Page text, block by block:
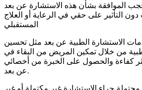
الموافقة بشأن هذه الاستشارة عن بعد
التأثير على حقي في الرعاية أو العلاج
المستقبلي
الاستشارة الطبية عن بعد مثل تحسين
من خلال تمكين المريض من البقاء في
كفاءة والحصول على الخبرة من أخصائي
عن بعد.
جراء الاستشارة غير مكتملة أو غير